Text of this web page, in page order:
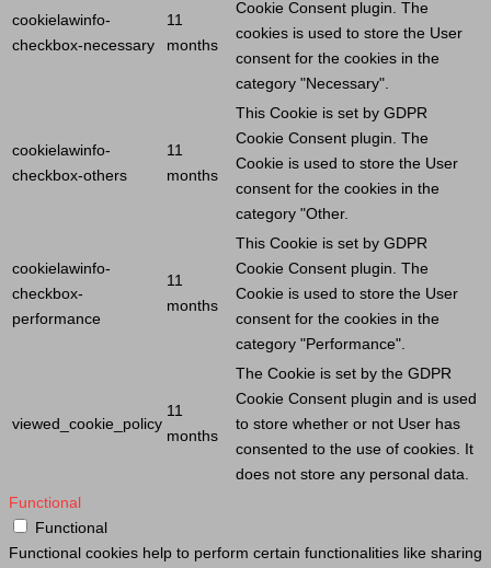
cookielawinfo-
checkbox-necessary
11
months
Cookie Consent plugin. The
cookies is used to store the User
consent for the cookies in the
category "Necessary".
cookielawinfo-
checkbox-others
11
months
This Cookie is set by GDPR
Cookie Consent plugin. The
Cookie is used to store the User
consent for the cookies in the
category "Other.
cookielawinfo-
checkbox-
performance
11
months
This Cookie is set by GDPR
Cookie Consent plugin. The
Cookie is used to store the User
consent for the cookies in the
category "Performance".
viewed_cookie_policy
11
months
The Cookie is set by the GDPR
Cookie Consent plugin and is used
to store whether or not User has
consented to the use of cookies. It
does not store any personal data.
Functional
Functional
Functional cookies help to perform certain functionalities like sharing